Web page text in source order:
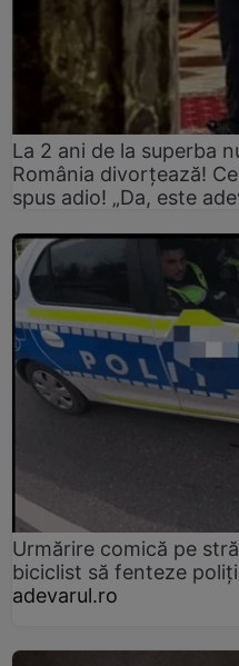
La 2 ani de la superba
România divorțează!
spus adio! „Da, este
Urmărire comică pe
biciclist să fenteze
adevarul.ro